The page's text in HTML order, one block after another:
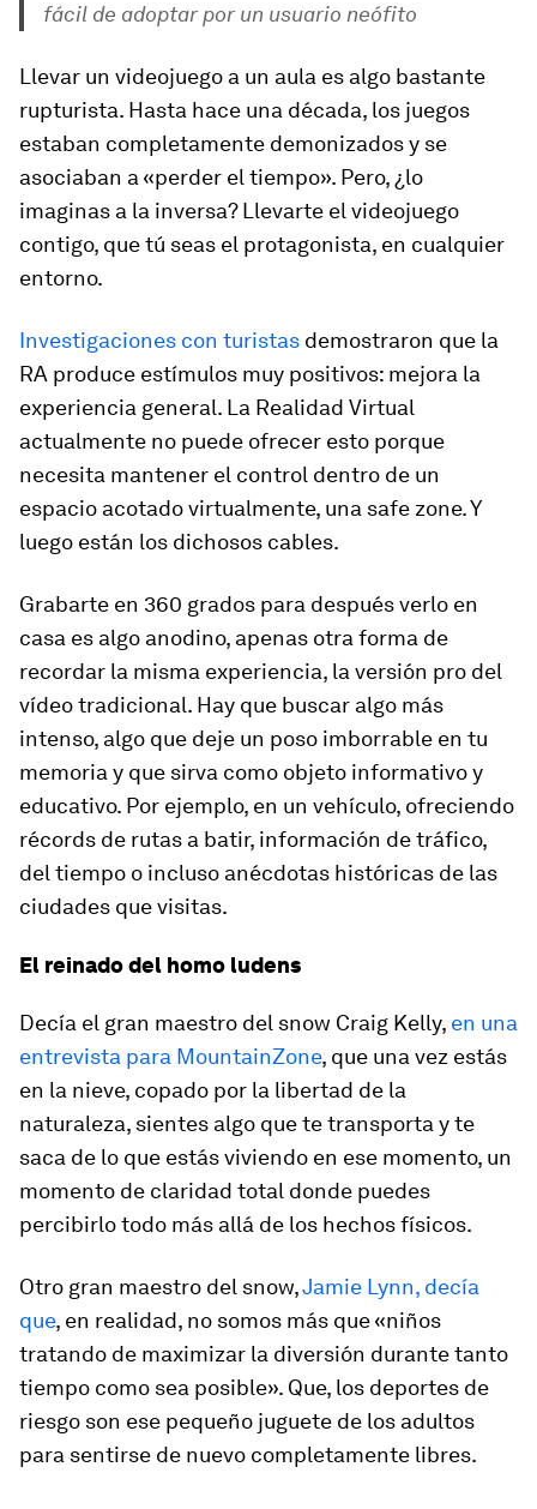
fácil de adoptar por un usuario neófito
Llevar un videojuego a un aula es algo bastante
rupturista. Hasta hace una década, los juegos
estaban completamente demonizados y se
asociaban a «perder el tiempo». Pero, ¿lo
imaginas a la inversa? Llevarte el videojuego
contigo, que tú seas el protagonista, en cualquier
entorno.
Investigaciones con turistas demostraron que la
RA produce estímulos muy positivos: mejora la
experiencia general. La Realidad Virtual
actualmente no puede ofrecer esto porque
necesita mantener el control dentro de un
espacio acotado virtualmente, una safe zone. Y
luego están los dichosos cables.
Grabarte en 360 grados para después verlo en
casa es algo anodino, apenas otra forma de
recordar la misma experiencia, la versión pro del
vídeo tradicional. Hay que buscar algo más
intenso, algo que deje un poso imborrable en tu
memoria y que sirva como objeto informativo y
educativo. Por ejemplo, en un vehículo, ofreciendo
récords de rutas a batir, información de tráfico,
del tiempo o incluso anécdotas históricas de las
ciudades que visitas.
El reinado del homo ludens
Decía el gran maestro del snow Craig Kelly, en una
entrevista para MountainZone, que una vez estás
en la nieve, copado por la libertad de la
naturaleza, sientes algo que te transporta y te
saca de lo que estás viviendo en ese momento, un
momento de claridad total donde puedes
percibirlo todo más allá de los hechos físicos.
Otro gran maestro del snow,Jamie Lynn, decía
que, en realidad, no somos más que «niños
tratando de maximizar la diversión durante tanto
tiempo como sea posible». Que, los deportes de
riesgo son ese pequeño juguete de los adultos
para sentirse de nuevo completamente libres.